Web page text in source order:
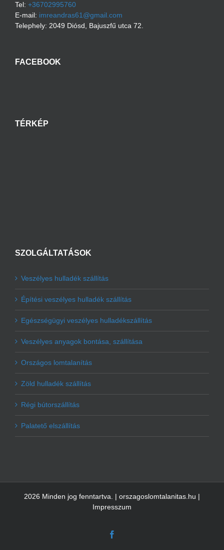
Tel: +36702995760
E-mail: imreandras61@gmail.com
Telephely: 2049 Diósd, Bajuszfű utca 72.
FACEBOOK
TÉRKÉP
SZOLGÁLTATÁSOK
Veszélyes hulladék szállítás
Építési veszélyes hulladék szállítás
Egészségügyi veszélyes hulladékszállítás
Veszélyes anyagok bontása, szállítása
Országos lomtalanítás
Zöld hulladék szállítás
Régi bútorszállítás
Palatető elszállítás
2026 Minden jog fenntartva. | orszagoslomtalanitas.hu |
Impresszum